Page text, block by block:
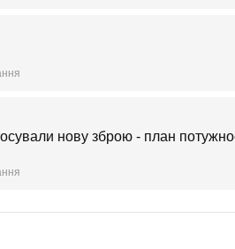
нову зброю - план